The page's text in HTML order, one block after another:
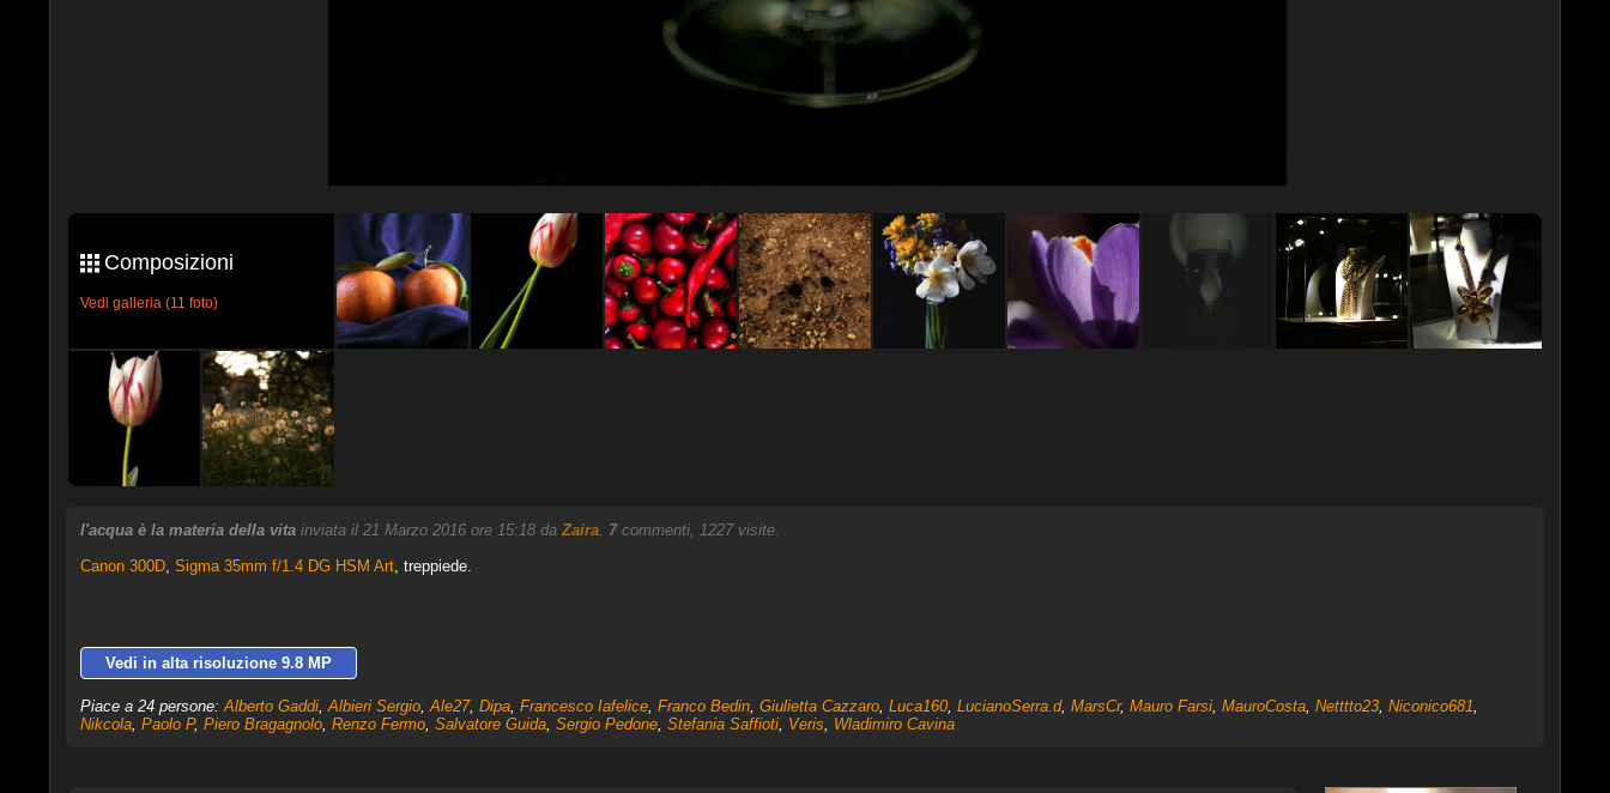
Composizioni
Vedi galleria (11 foto)
l'acqua è la materia della vita inviata il 21 Marzo 2016 ore 15:18 daZaira. 7commenti, 1227 visite.
Canon 300D, Sigma 35mm f/1.4 DG HSM Art, treppiede.
Vedi in alta risoluzione 9.8 MP
Piace a 24 persone:Alberto Gaddi,Albieri Sergio,Ale27, Dipa, Francesco Iafelice, Franco Bedin, Giulietta Cazzaro, Luca160, LucianoSerra.d, MarsCr, Mauro Farsi, MauroCosta, Netttto23, Niconico681,
Nikcola, Paolo P, Piero Bragagnolo, Renzo Fermo, Salvatore Guida, Sergio Pedone, Stefania Saffioti, Veris, Wladimiro Cavina